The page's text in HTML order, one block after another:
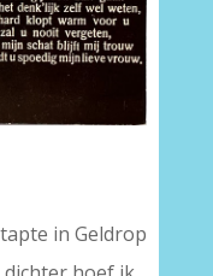
in Geldrop